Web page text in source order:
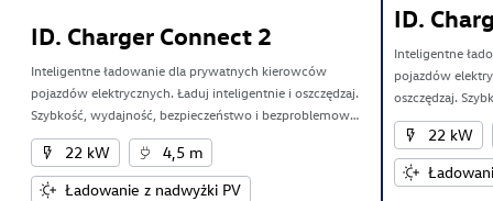
ID. Charger Connect 2
Inteligentne ładowanie dla prywatnych kierowców
pojazdów elektrycznych. Ładuj inteligentnie i oszczędzaj.
Szybkość, wydajność, bezpieczeństwo i bezproblemowa
integracja domu z pojazdem elektrycznym.
22 kW
4,5 m
Ładowanie z nadwyżki PV
ID.
Inteligentne
pojazdów
oszczędzaj.
bezproblemowa
elektrycznym.
22 kW